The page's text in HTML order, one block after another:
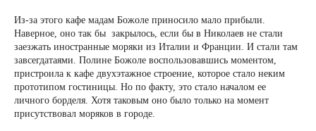
Из-за этого кафе мадам Божоле приносило мало прибыли.
Наверное, оно так бы закрылось, если бы в Николаев не стали
заезжать иностранные моряки из Италии и Франции. И стали там
завсегдатаями. Полине Божоле воспользовавшись моментом,
пристроила к кафе двухэтажное строение, которое стало неким
прототипом гостиницы. Но по факту, это стало началом ее
личного борделя. Хотя таковым оно было только на момент
присутствовал моряков в городе.